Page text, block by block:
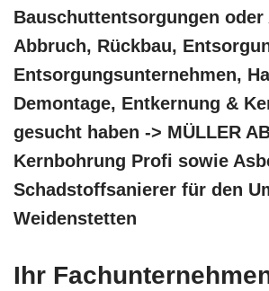
Bauschuttentsorgungen oder
Abbruch, Rückbau,
Entsorgungsunternehmen,
Demontage, Entkernung &
gesucht haben -> MÜLLER
Kernbohrung Profi sowie
Schadstoffsanierer für den
Weidenstetten
Ihr